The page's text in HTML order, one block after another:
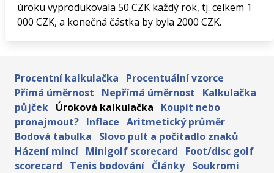
úroku vyprodukovala 50 CZK každý rok, tj. celkem 1
000 CZK, a konečná částka by byla 2000 CZK.
Procentní kalkulačka
Procentuální vzorce
Přímá úměrnost
Nepřímá úměrnost
Kalkulačka
půjček Úroková kalkulačka
Koupit nebo
pronajmout? Inflace Aritmetický průměr
Bodová tabulka
Slovo pult a počítadlo znaků
Házení mincí Minigolf scorecard
Foot/disc golf
scorecard
Tenis bodování Články Soukromi